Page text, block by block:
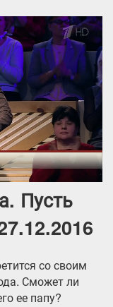
Пусть
со своим
Сможет ли
ее папу?